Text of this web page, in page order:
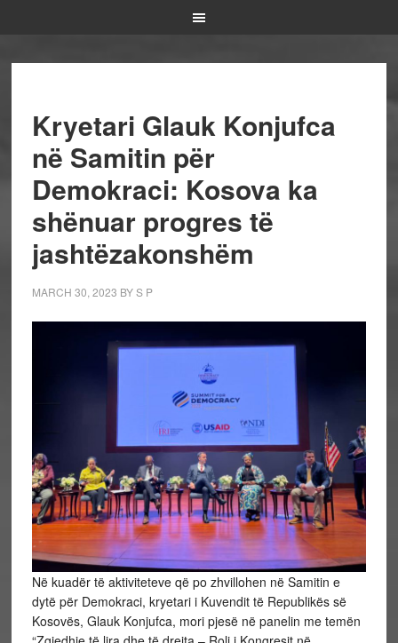
Kryetari Glauk Konjufca
në Samitin për
Demokraci: Kosova ka
shënuar progres të
jashtëzakonshëm
MARCH 30, 2023 BYS P
Në kuadër të aktiviteteve që po zhvillohen në Samitin e
dytë për Demokraci, kryetari i Kuvendit të Republikës së
Kosovës, Glauk Konjufca, mori pjesë në panelin me temën